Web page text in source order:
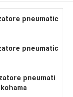
pneumatic
pneumatic
pneumati